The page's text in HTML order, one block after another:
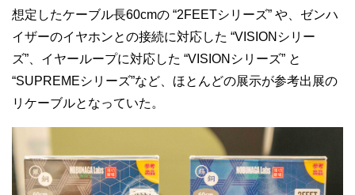
想定したケーブル長60cmの “2FEETシリーズ” や、ゼンハ
イザーのイヤホンとの接続に対応した “VISIONシリー
ズ”、イヤーループに対応した “VISIONシリーズ” と
“SUPREMEシリーズ”など、ほとんどの展示が参考出展の
リケーブルとなっていた。